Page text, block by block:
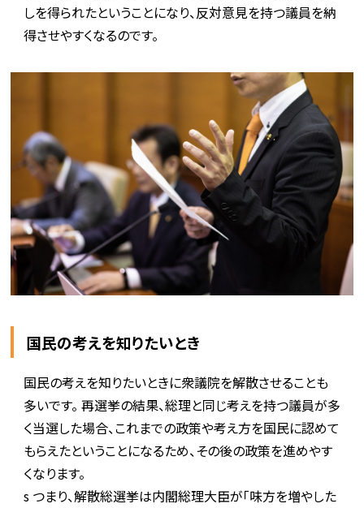
しを得られたということになり、反対意見を持つ議員を納
得させやすくなるのです。
国民の考えを知りたいとき
国民の考えを知りたいときに衆議院を解散させることも
多いです。 再選挙の結果、総理と同じ考えを持つ議員が多
く当選した場合、これまでの政策や考え方を国民に認めて
もらえたということになるため、その後の政策を進めやす
くなります。
s つまり、解散総選挙は内閣総理大臣が「味方を増やした